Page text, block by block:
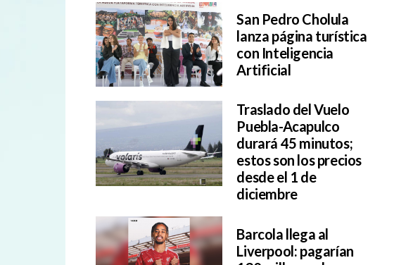
San Pedro Cholula
lanza página turística
con Inteligencia
Artificial
Traslado del Vuelo
Puebla-Acapulco
durará 45 minutos;
estos son los precios
desde el 1 de
diciembre
Barcola llega al
Liverpool: pagarían